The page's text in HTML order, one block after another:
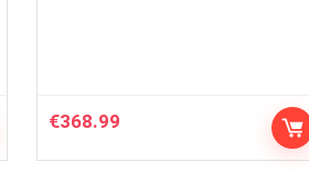
€368.99